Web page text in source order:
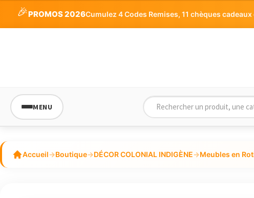
🎉PROMOS 2026Cumulez 4 Codes Remises, 11 chèques
MENU
Accueil→Boutique→DÉCOR COLONIAL INDIGÈNE→Meubles en